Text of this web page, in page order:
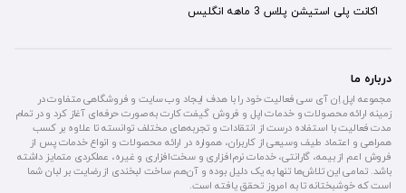
اکانت پلی استیشن پلاس 3 ماهه انگلیس
درباره ما
مجموعه اپل اِن آی سی فعالیت خود را با هدف ایجاد وب سایت و فروشگاهی متفاوت در
زمینه ارائه محصولات و خدمات اپل و فروش گیفت کارت به صورت حرفه‌ای آغاز کرد و در تمام
مدت فعالیت با استفاده درست از انتقادات و تجربه‌های مختلف توانسته تا علاوه بر کسب
همراهی و اعتماد طیف وسیعی از کاربران، همواره در ارائه محصولات و انواع خدمات پس از
فروش اعم از بیمه، گارانتی، خدمات نرم‌افزاری و سخت‌افزاری و غیره، عملکردی متمایز داشته
باشد. تمامی این تلاش‌ها تنها به یک دلیل بوده و آن‌هم ساخت لبخندی از رضایت بر لبان شما
است که خوشبختانه تا به امروز تحقق یافته است.